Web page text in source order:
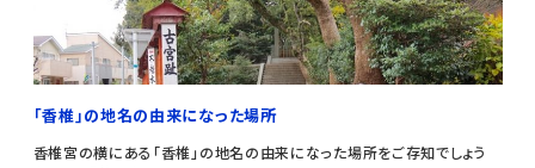
｢香椎｣の地名の由来になった場所
香椎宮の横にある「香椎」の地名の由来になった場所をご存知でしょう